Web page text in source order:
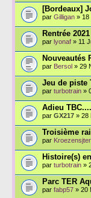
[Bordeaux]
par Gilligan » 18
Rentrée 2021
par lyonaf » 11
Nouveautés
par Bersol » 29
Jeu de piste
par turbotrain »
Adieu
par GX217 » 28
Troisième
par
Histoire(s)
par turbotrain »
Parc TER
par fabp57 » 20